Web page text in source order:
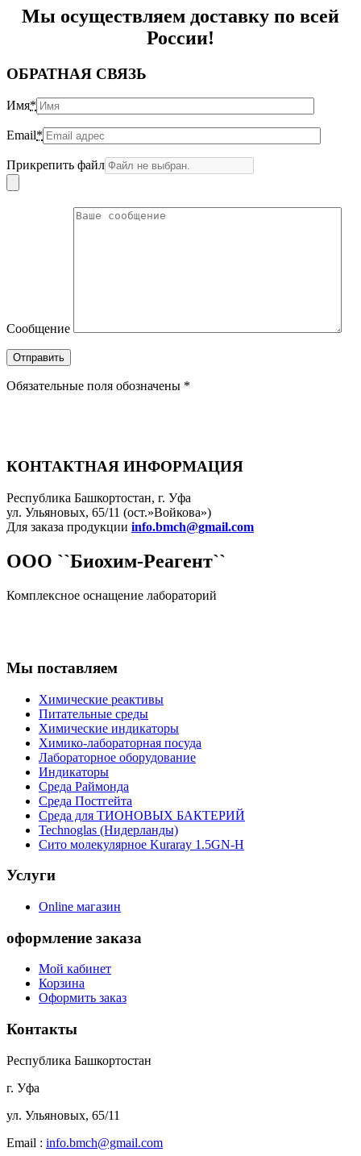
Мы осуществляем доставку по всей
России!
ОБРАТНАЯ СВЯЗЬ
Имя*
Email*
Прикрепить файл
Сообщение
Обязательные поля обозначены *
КОНТАКТНАЯ ИНФОРМАЦИЯ
Республика Башкортостан, г. Уфа
ул. Ульяновых, 65/11 (ост.»Войкова»)
Для заказа продукции info.bmch@gmail.com
ООО ``Биохим-Реагент``
Комплексное оснащение лабораторий
Мы поставляем
Химические реактивы
Питательные среды
Химические индикаторы
Химико-лабораторная посуда
Лабораторное оборудование
Индикаторы
Среда Раймонда
Среда Постгейта
Среда для ТИОНОВЫХ БАКТЕРИЙ
Technoglas (Нидерланды)
Сито молекулярное Kuraray 1.5GN-H
Услуги
Online магазин
оформление заказа
Мой кабинет
Корзина
Оформить заказ
Контакты
Республика Башкортостан
г. Уфа
ул. Ульяновых, 65/11
Еmail : info.bmch@gmail.com